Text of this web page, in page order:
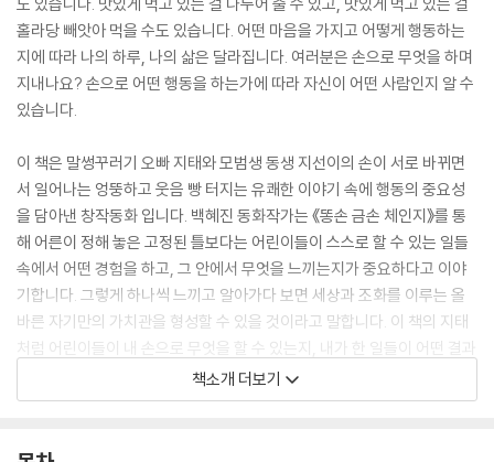
홀라당 빼앗아 먹을 수도 있습니다. 어떤 마음을 가지고 어떻게 행동하는
지에 따라 나의 하루, 나의 삶은 달라집니다. 여러분은 손으로 무엇을 하며
지내나요? 손으로 어떤 행동을 하는가에 따라 자신이 어떤 사람인지 알 수
있습니다.
이 책은 말썽꾸러기 오빠 지태와 모범생 동생 지선이의 손이 서로 바뀌면
서 일어나는 엉뚱하고 웃음 빵 터지는 유쾌한 이야기 속에 행동의 중요성
을 담아낸 창작동화 입니다. 백혜진 동화작가는 《똥손 금손 체인지》를 통
해 어른이 정해 놓은 고정된 틀보다는 어린이들이 스스로 할 수 있는 일들
속에서 어떤 경험을 하고, 그 안에서 무엇을 느끼는지가 중요하다고 이야
기합니다. 그렇게 하나씩 느끼고 알아가다 보면 세상과 조화를 이루는 올
바른 자기만의 가치관을 형성할 수 있을 것이라고 말합니다. 이 책의 지태
처럼 어린이들이 내 손으로 무엇을 할 수 있는지, 내가 한 일들이 어떤 결과
가 되고 그때 나는 어떤 감정을 느꼈는지 생각해 보는 시간을 가지면 좋겠
습니다.
책소개 더보기